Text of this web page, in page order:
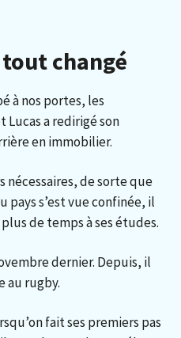
changé
à nos portes, les
a redirigé son
en immobilier.
nécessaires, de sorte que
s’est vue confinée, il
de temps à ses études.
dernier. Depuis, il
au rugby.
fait ses premiers pas